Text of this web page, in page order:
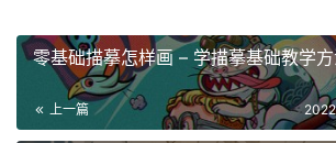
零基础描摹怎样画 – 学描摹基础教学方
上一篇